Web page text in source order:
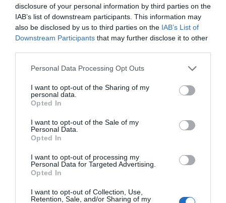
disclosure of your personal information by third parties on the
IAB’s list of downstream participants. This information may
also be disclosed by us to third parties on the IAB’s List of
Downstream Participants that may further disclose it to other
Personal Data Processing Opt Outs
I want to opt-out of the Sharing of my
personal data.
Opted In
I want to opt-out of the Sale of my
Personal Data.
Opted In
I want to opt-out of processing my
Personal Data for Targeted Advertising.
Opted In
I want to opt-out of Collection, Use,
Retention, Sale, and/or Sharing of my
dar una magnifica asistencia al colectivo, además de
ayudar a detectar aquellos casos de personas que
padecen la patología y no lo saben, y que se estima que
son unos 2.000.000 en España».
Añadir El Farmacéuticocomo fuente preferida
de Google de forma gratuita
Mantente informado con las últimas noticias de actualidad.
ACTIVAR AHORA
Consejo General de Colegios Oficiales de